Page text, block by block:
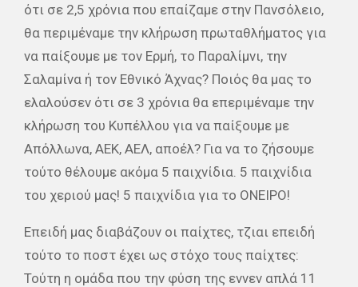
ότι σε 2,5 χρόνια που επαίζαμε στην Πανσόλειο,
θα περιμέναμε την κλήρωση πρωταθλήματος για
να παίξουμε με τον Ερμή, το Παραλίμνι, την
Σαλαμίνα ή τον Εθνικό Άχνας? Ποιός θα μας το
ελαλούσεν ότι σε 3 χρόνια θα επεριμέναμε την
κλήρωση του Κυπέλλου για να παίξουμε με
Απόλλωνα, ΑΕΚ, ΑΕΛ, αποέλ? Για να το ζήσουμε
τούτο θέλουμε ακόμα 5 παιχνίδια. 5 παιχνίδια
του χεριού μας! 5 παιχνίδια για το ΟΝΕΙΡΟ!
Επειδή μας διαβάζουν οι παίχτες, τζιαι επειδή
τούτο το ποστ έχει ως στόχο τους παίχτες:
Τούτη η ομάδα που την φύση της εννεν απλά 11